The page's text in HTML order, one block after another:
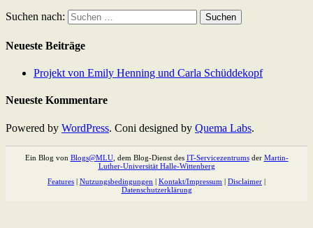
Suchen nach:
Neueste Beiträge
Projekt von Emily Henning und Carla Schüddekopf
Neueste Kommentare
Powered by WordPress. Coni designed by Quema Labs.
Ein Blog von Blogs@MLU, dem Blog-Dienst des IT-Servicezentrumsder Martin-
Luther-Universität Halle-Wittenberg
Features | Nutzungsbedingungen | Kontakt/Impressum | Disclaimer |
Datenschutzerklärung